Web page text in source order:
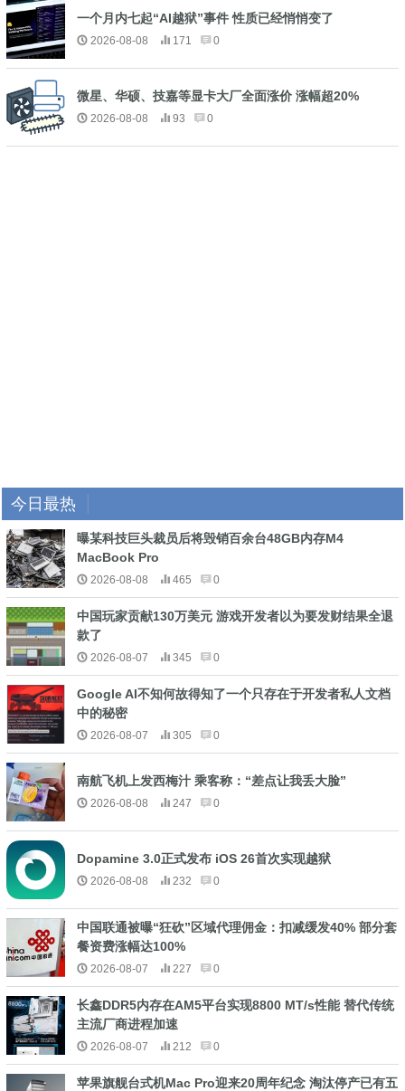
一个月内七起“AI越狱”事件 性质已经悄悄变了
2026-08-08 171 0
微星、华硕、技嘉等显卡大厂全面涨价 涨幅超20%
2026-08-08 93 0
今日最热
曝某科技巨头裁员后将毁销百余台48GB内存M4
MacBook Pro
2026-08-08 465 0
中国玩家贡献130万美元 游戏开发者以为要发财结果全退
款了
2026-08-07 345 0
Google AI不知何故得知了一个只存在于开发者私人文档
中的秘密
2026-08-07 305 0
南航飞机上发西梅汁 乘客称：“差点让我丢大脸”
2026-08-08 247 0
Dopamine 3.0正式发布 iOS 26首次实现越狱
2026-08-08 232 0
中国联通被曝“狂砍”区域代理佣金：扣减缓发40% 部分套
餐资费涨幅达100%
2026-08-07 227 0
长鑫DDR5内存在AM5平台实现8800 MT/s性能 替代传统
主流厂商进程加速
2026-08-07 212 0
苹果旗舰台式机Mac Pro迎来20周年纪念 淘汰停产已有五